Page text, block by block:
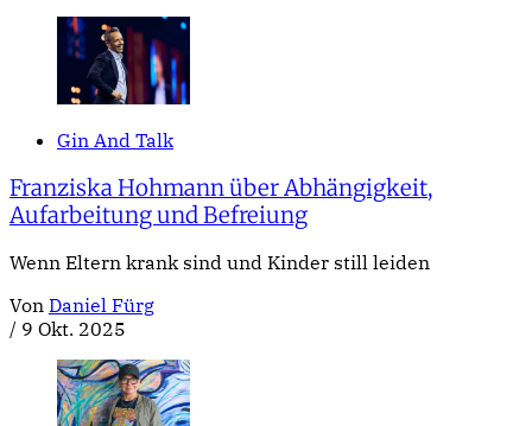
Gin And Talk
Franziska Hohmann über Abhängigkeit,
Aufarbeitung und Befreiung
Wenn Eltern krank sind und Kinder still leiden
Von Daniel Fürg
/ 9 Okt. 2025